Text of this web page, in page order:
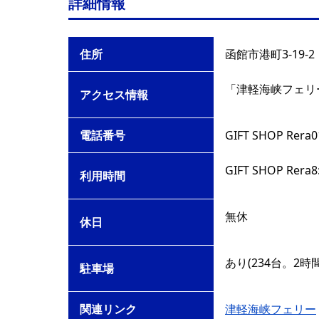
住所 函館市港町3-19-2
アクセス情報 「津軽海峡フェ
電話番号 GIFT SHOP
利用時間 GIFT SHOP
休日 無休
駐車場 あり(234台。2時
関連リンク 津軽海峡フェリー